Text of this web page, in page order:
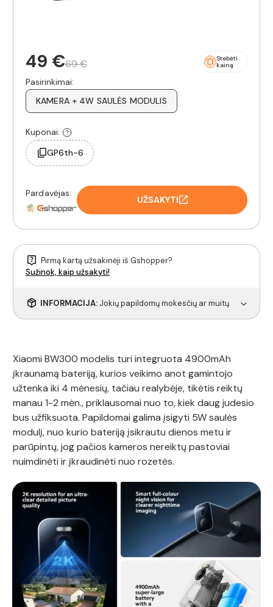
49 €69 €
Stebėti
kainą
Pasirinkimai:
KAMERA + 4W SAULĖS MODULIS
Kuponai:
GP6th-6
Pardavėjas:
UŽSAKYTI
Pirmą kartą užsakinėji iš Gshopper?
Sužinok, kaip užsakyti!
INFORMACIJA: Jokių papildomų mokesčių ar muitų
Xiaomi BW300 modelis turi integruota 4900mAh
įkraunamą bateriją, kurios veikimo anot gamintojo
užtenka iki 4 mėnesių, tačiau realybėje, tikėtis reiktų
manau 1-2 mėn., priklausomai nuo to, kiek daug judesio
bus užfiksuota. Papildomai galima įsigyti 5W saulės
modulį, nuo kurio bateriją įsikrautu dienos metu ir
parūpintų, jog pačios kameros nereiktų pastoviai
nuimdinėti ir įkraudinėti nuo rozetės.